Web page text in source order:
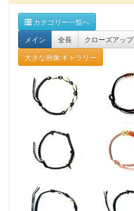
カテゴリー一覧へ
メイン
全長 クローズアップ
大きな画像:ギャラリー